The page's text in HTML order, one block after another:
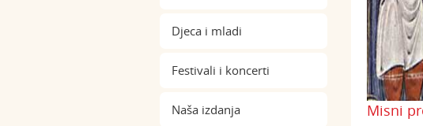
Djeca i mladi
Festivali i koncerti
Naša izdanja Misni